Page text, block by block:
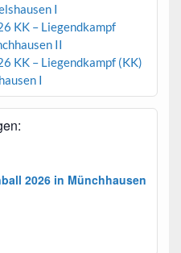
I
KK – Liegendkampf
II
KK – Liegendkampf (KK)
I
2026 in Münchhausen